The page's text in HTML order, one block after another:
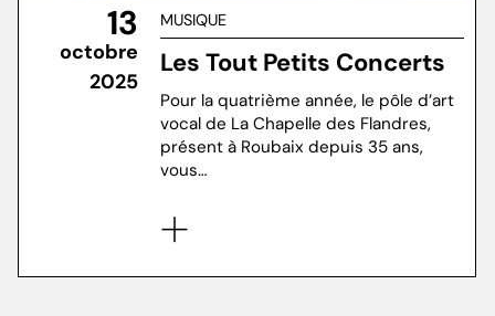
13
octobre
2025
MUSIQUE
Les Tout Petits Concerts
Pour la quatrième année, le pôle d’art
vocal de La Chapelle des Flandres,
présent à Roubaix depuis 35 ans,
vous…